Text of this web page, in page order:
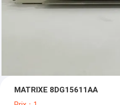
MATRIXE 8DG15611AA